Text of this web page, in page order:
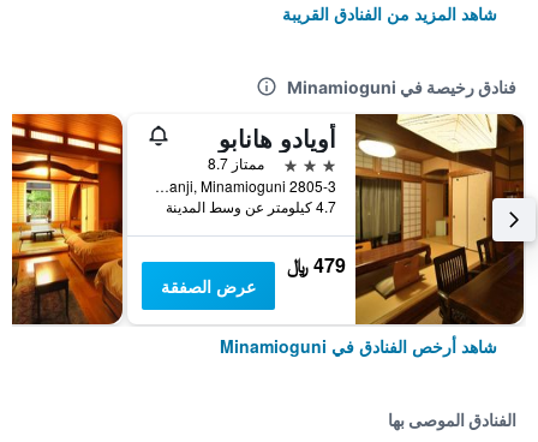
شاهد المزيد من الفنادق القريبة
فنادق رخيصة في Minamioguni
أويادو هانابو
3 نجوم
ممتاز 8.7
2805-3 Manganji, Minamioguni, اليابان
4.7 كيلومتر عن وسط المدينة
479 ﷼
عرض الصفقة
شاهد أرخص الفنادق في Minamioguni
الفنادق الموصى بها